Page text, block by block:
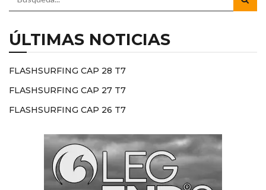
ÚLTIMAS NOTICIAS
FLASHSURFING CAP 28 T7
FLASHSURFING CAP 27 T7
FLASHSURFING CAP 26 T7